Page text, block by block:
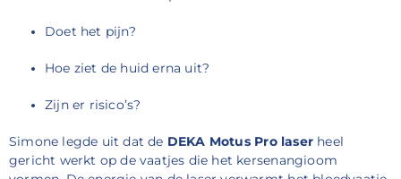
Doet het pijn?
Hoe ziet de huid erna uit?
Zijn er risico’s?
Simone legde uit dat de DEKA Motus Pro laserheel
gericht werkt op de vaatjes die het kersenangioom